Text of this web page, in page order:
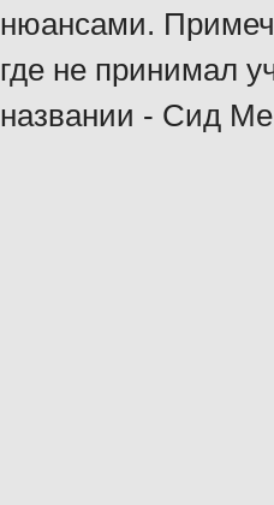
нюансами.
где не принимал
названии - Сид